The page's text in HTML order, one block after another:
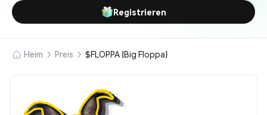
Registrieren
Heim Preis $FLOPPA (Big Floppa)